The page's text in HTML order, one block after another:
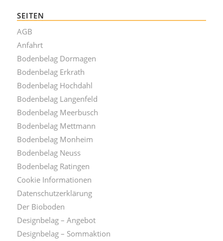
SEITEN
AGB
Anfahrt
Bodenbelag Dormagen
Bodenbelag Erkrath
Bodenbelag Hochdahl
Bodenbelag Langenfeld
Bodenbelag Meerbusch
Bodenbelag Mettmann
Bodenbelag Monheim
Bodenbelag Neuss
Bodenbelag Ratingen
Cookie Informationen
Datenschutzerklärung
Der Bioboden
Designbelag – Angebot
Designbelag – Sommaktion